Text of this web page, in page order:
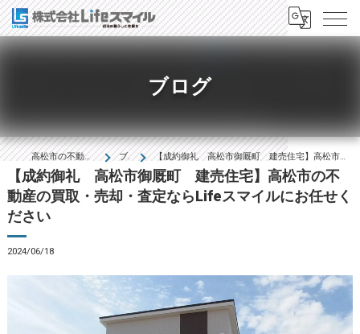
ブログ
高松市の不動産は株式会社Lifeｽﾏｲﾙ ブログ 【成約御礼 高松市御厩町 建売住宅】高松市の不動産の買取・売却・査定ならLifeスマイルにお任せください
【成約御礼 高松市御厩町 建売住宅】高松市の不
動産の買取・売却・査定ならLifeスマイルにお任せく
ださい
2024/06/18